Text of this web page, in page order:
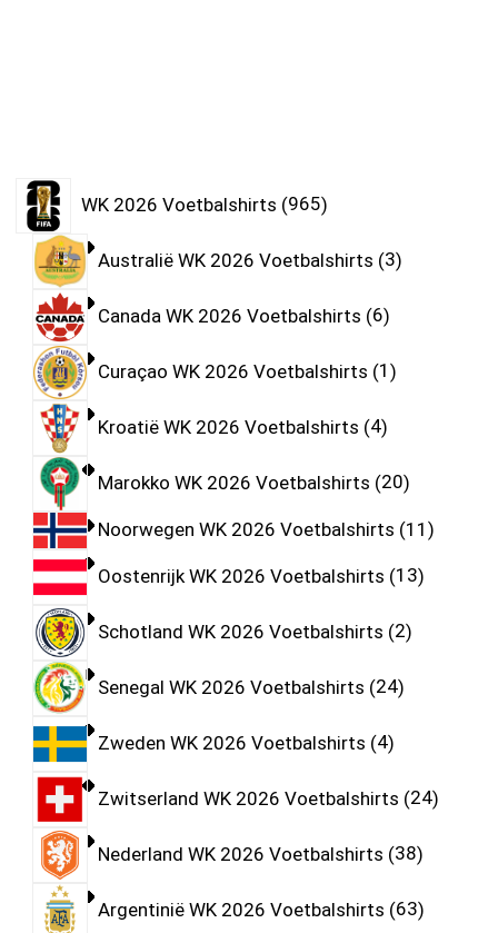
WK 2026 Voetbalshirts 965
Australië WK 2026 Voetbalshirts 3
Canada WK 2026 Voetbalshirts 6
Curaçao WK 2026 Voetbalshirts 1
Kroatië WK 2026 Voetbalshirts 4
Marokko WK 2026 Voetbalshirts 20
Noorwegen WK 2026 Voetbalshirts 11
Oostenrijk WK 2026 Voetbalshirts 13
Schotland WK 2026 Voetbalshirts 2
Senegal WK 2026 Voetbalshirts 24
Zweden WK 2026 Voetbalshirts 4
Zwitserland WK 2026 Voetbalshirts 24
Nederland WK 2026 Voetbalshirts 38
Argentinië WK 2026 Voetbalshirts 63